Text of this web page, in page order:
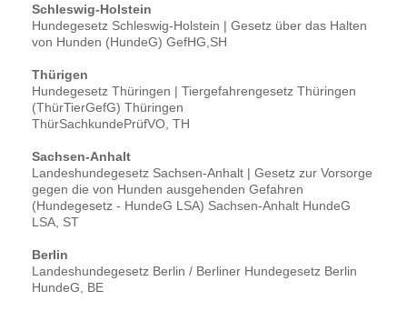
Schleswig-Holstein
Hundegesetz Schleswig-Holstein | Gesetz über das Halten
von Hunden (HundeG) GefHG,SH
Thürigen
Hundegesetz Thüringen | Tiergefahrengesetz Thüringen
(ThürTierGefG) Thüringen
ThürSachkundePrüfVO, TH
Sachsen-Anhalt
Landeshundegesetz Sachsen-Anhalt | Gesetz zur Vorsorge
gegen die von Hunden ausgehenden Gefahren
(Hundegesetz - HundeG LSA) Sachsen-Anhalt HundeG
LSA, ST
Berlin
Landeshundegesetz Berlin / Berliner Hundegesetz Berlin
HundeG, BE